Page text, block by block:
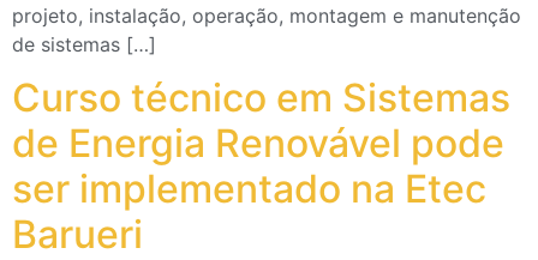
projeto, instalação, operação, montagem e manutenção
de sistemas […]
Curso técnico em Sistemas
de Energia Renovável pode
ser implementado na Etec
Barueri